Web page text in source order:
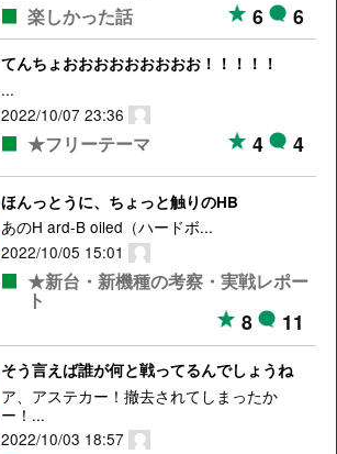
楽しかった話 6 6
てんちょおおおおおおおおお！！！！！
...
2022/10/07 23:36
★フリーテーマ 4 4
ほんっとうに、ちょっと触りのHB
あのH ard-B oiled（ハードボ...
2022/10/05 15:01
★新台・新機種の考察・実戦レポー
ト
8 11
そう言えば誰が何と戦ってるんでしょうね
ア、アステカー！撤去されてしまったか
ー！...
2022/10/03 18:57